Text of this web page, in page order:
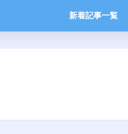
新着記事一覧